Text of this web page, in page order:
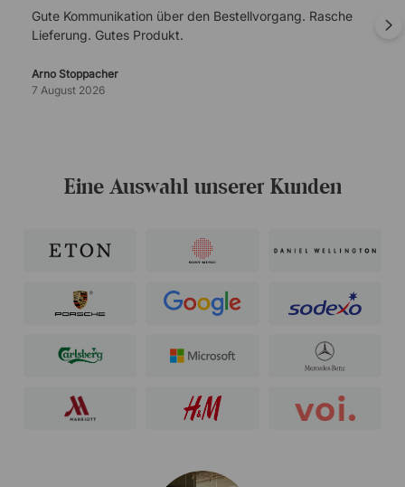
Gute Kommunikation über den Bestellvorgang. Rasche
Lieferung. Gutes Produkt.
Arno Stoppacher
7 August 2026
Eine Auswahl unserer Kunden